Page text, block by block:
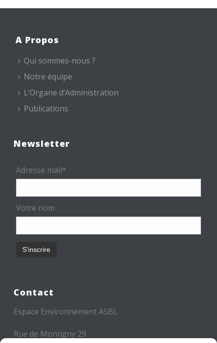
A Propos
Qui sommes-nous ?
Notre équipe
L’Organe d’Administration
Publications
Newsletter
Adresse mail*
Votre nom
Contact
Espace Environnement ASBL
Rue de Montigny 29